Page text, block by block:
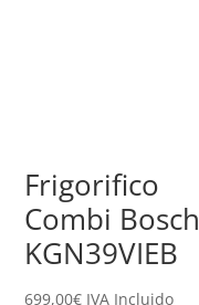
Frigorifico
Combi Bosch
KGN39VIEB
699,00€ IVA Incluido